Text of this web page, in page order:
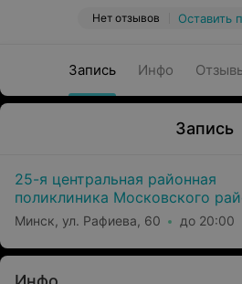
Нет отзывов Оставить
Запись Инфо
Запись
25-я центральная районная
поликлиника Московского
Минска
Минск, ул. Рафиева, 60 до 20:00